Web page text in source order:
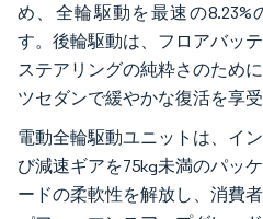
め、全輪駆動を最速の8.23%
す。後輪駆動は、フロアバッ
ステアリングの純粋さのため
ツセダンで緩やかな復活を享
電動全輪駆動ユニットは、イ
び減速ギアを75kg未満のパッ
ードの柔軟性を解放し、消費